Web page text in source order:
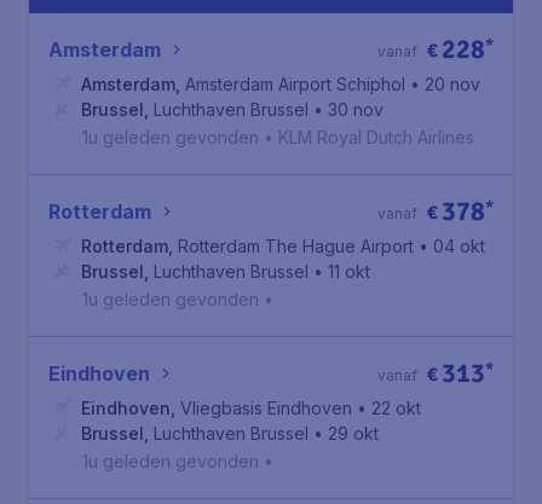
Amsterdam € 228*
vanaf
Amsterdam Amsterdam Airport Schiphol • 20 nov
Brussel Luchthaven Brussel • 30 nov
1u geleden gevonden • KLM Royal Dutch Airlines
Rotterdam € 378*
vanaf
Rotterdam Rotterdam The Hague Airport • 04 okt
Brussel Luchthaven Brussel • 11 okt
1u geleden gevonden •
Eindhoven € 313*
vanaf
Eindhoven Vliegbasis Eindhoven • 22 okt
Brussel Luchthaven Brussel • 29 okt
1u geleden gevonden •